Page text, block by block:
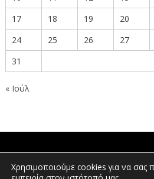
17
18 19 20
24
25 26 27
31
« Ιούλ
Χρησιμοποιούμε cookies για να σας